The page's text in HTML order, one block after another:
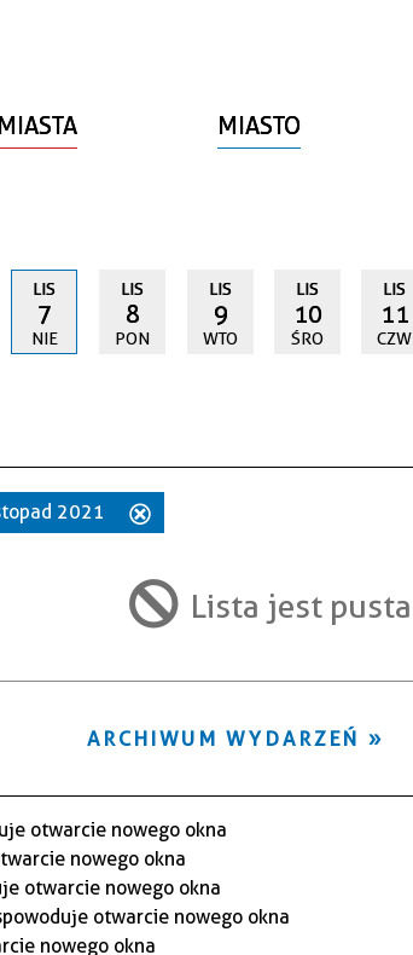
MIASTO
LIS
7
NIE
LIS
8
PON
LIS
9
WTO
LIS
10
ŚRO
LIS
11
CZW
2021
filtr
Lista jest pusta
ARCHIWUM WYDARZEŃ